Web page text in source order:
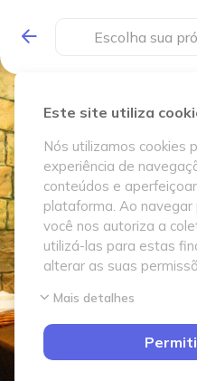
Este site utiliza
Nós utilizamos cookies
experiência de
conteúdos e
plataforma. Ao
você nos autoriza a
utilizá-las para estas
alterar as suas
Mais detalhes
Escolha sua